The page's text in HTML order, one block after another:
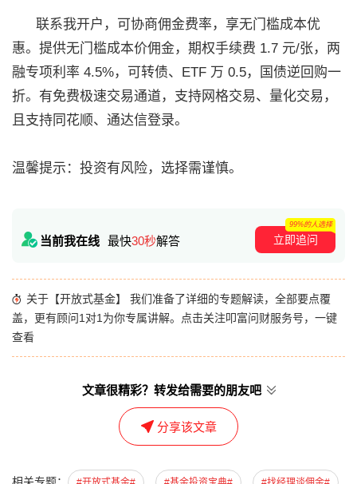
联系我开户，可协商佣金费率，享无门槛成本优
惠。提供无门槛成本价佣金，期权手续费 1.7 元/张，两
融专项利率 4.5%，可转债、ETF 万 0.5，国债逆回购一
折。有免费极速交易通道，支持网格交易、量化交易，
且支持同花顺、通达信登录。
温馨提示：投资有风险，选择需谨慎。
当前我在线 最快30秒解答 立即追问
99%的人选择
关于【开放式基金】 我们准备了详细的专题解读，全部要点覆
盖，更有顾问1对1为你专属讲解。点击关注叩富问财服务号，一键
查看
文章很精彩？转发给需要的朋友吧
分享该文章